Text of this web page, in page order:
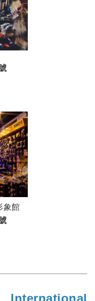
象館